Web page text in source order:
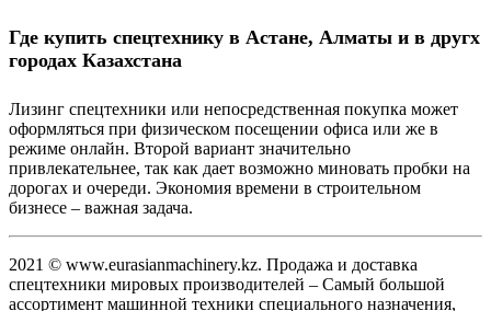
Где купить спецтехнику в Астане, Алматы и в другх
городах Казахстана
Лизинг спецтехники или непосредственная покупка может
оформляться при физическом посещении офиса или же в
режиме онлайн. Второй вариант значительно
привлекательнее, так как дает возможно миновать пробки на
дорогах и очереди. Экономия времени в строительном
бизнесе – важная задача.
2021 © www.eurasianmachinery.kz. Продажа и доставка
спецтехники мировых производителей – Самый большой
ассортимент машинной техники специального назначения,